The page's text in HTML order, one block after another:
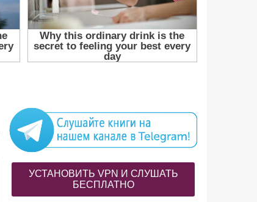
УСТАНОВИТЬ VPN И СЛУШАТЬ
БЕСПЛАТНО